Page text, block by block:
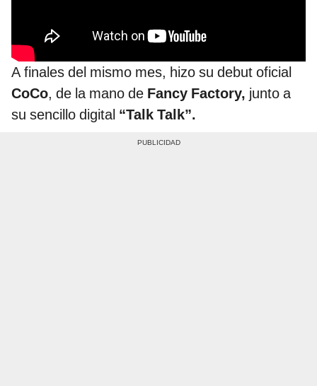
A finales del mismo mes, hizo su debut oficial
CoCo, de la mano de Fancy Factory, junto a
su sencillo digital “Talk Talk”.